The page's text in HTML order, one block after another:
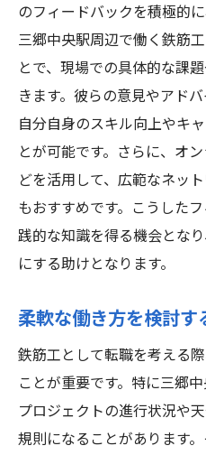
のフィードバックを積極的
三郷中央駅周辺で働く鉄筋
とで、現場での具体的な課
きます。彼らの意見やアド
自分自身のスキル向上やキ
とが可能です。さらに、オ
どを活用して、広範なネッ
もおすすめです。こうした
践的な知識を得る機会とな
にする助けとなります。
柔軟な働き方を検討す
鉄筋工として転職を考える
ことが重要です。特に三郷
プロジェクトの進行状況や
規則になることがあります